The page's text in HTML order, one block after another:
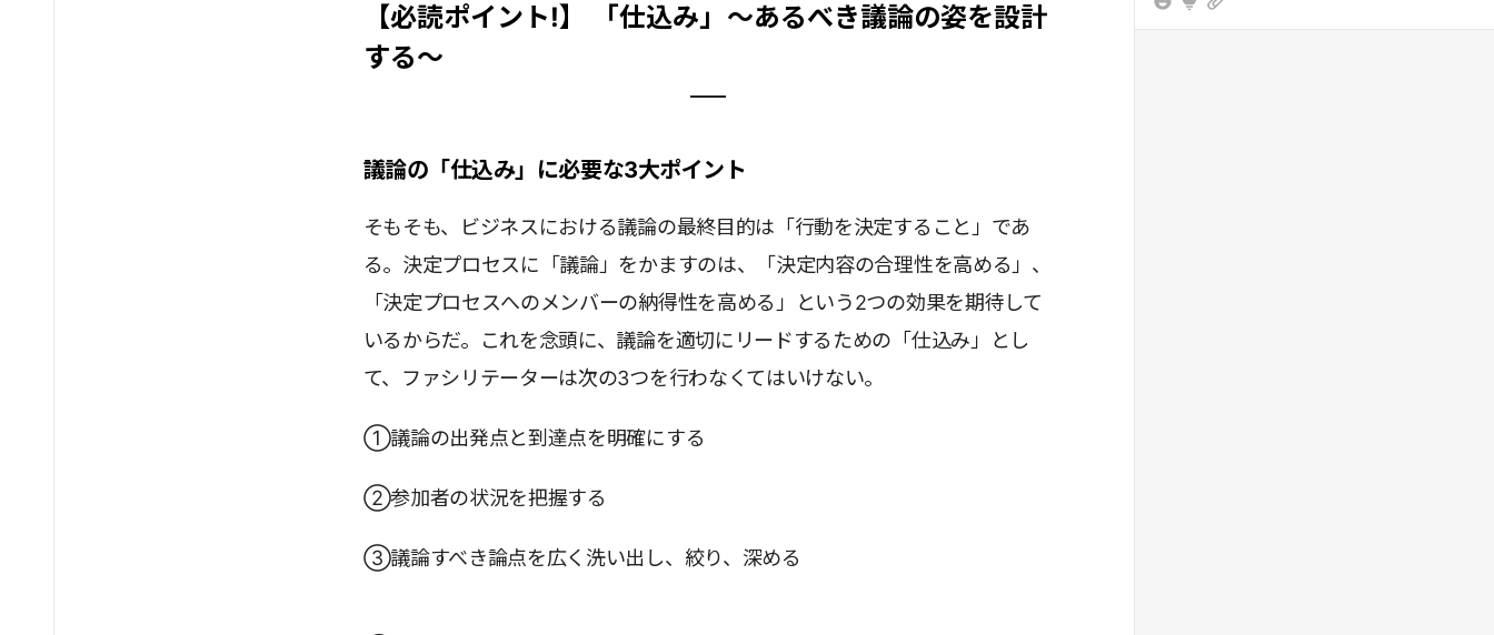
【必読ポイント!】 「仕込み」～あるべき議論の姿を設計
する～
議論の「仕込み」に必要な3大ポイント
そもそも、ビジネスにおける議論の最終目的は「行動を決定すること」であ
る。決定プロセスに「議論」をかますのは、「決定内容の合理性を高める」、
「決定プロセスへのメンバーの納得性を高める」という2つの効果を期待して
いるからだ。これを念頭に、議論を適切にリードするための「仕込み」とし
て、ファシリテーターは次の3つを行わなくてはいけない。
①議論の出発点と到達点を明確にする
②参加者の状況を把握する
③議論すべき論点を広く洗い出し、絞り、深める
なりこの話を初めて参加者に違和感はないか」